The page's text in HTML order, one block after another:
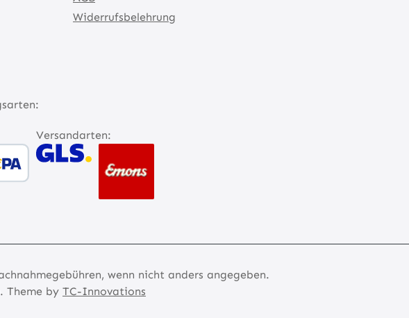
Widerrufsbelehrung
Versandarten:
wenn nicht anders angegeben.
Theme by TC-Innovations